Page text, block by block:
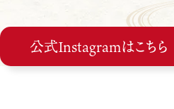
公式Instagramはこちら